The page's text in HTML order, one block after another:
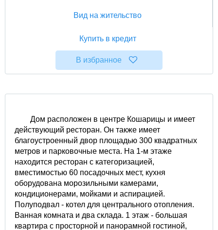
Вид на жительство
Купить в кредит
В избранное
Дом расположен в центре Кошарицы и имеет
действующий ресторан. Он также имеет
благоустроенный двор площадью 300 квадратных
метров и парковочные места. На 1-м этаже
находится ресторан с категоризацией,
вместимостью 60 посадочных мест, кухня
оборудована морозильными камерами,
кондиционерами, мойками и аспирацией.
Полуподвал - котел для центрального отопления.
Ванная комната и два склада. 1 этаж - большая
квартира с просторной и панорамной гостиной,